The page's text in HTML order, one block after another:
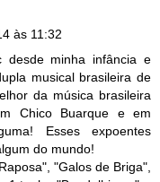
às 11:32
desde minha infância e
musical brasileira de
da música brasileira
Chico Buarque e em
Esses expoentes
do mundo!
"Galos de Briga",